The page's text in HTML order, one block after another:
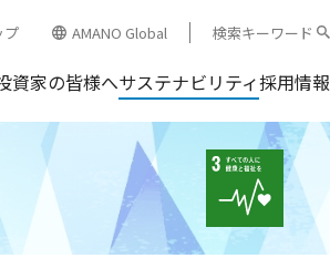
資家の皆様へサステナビリティ採用情報
プ AMANO Global 検索キーワード